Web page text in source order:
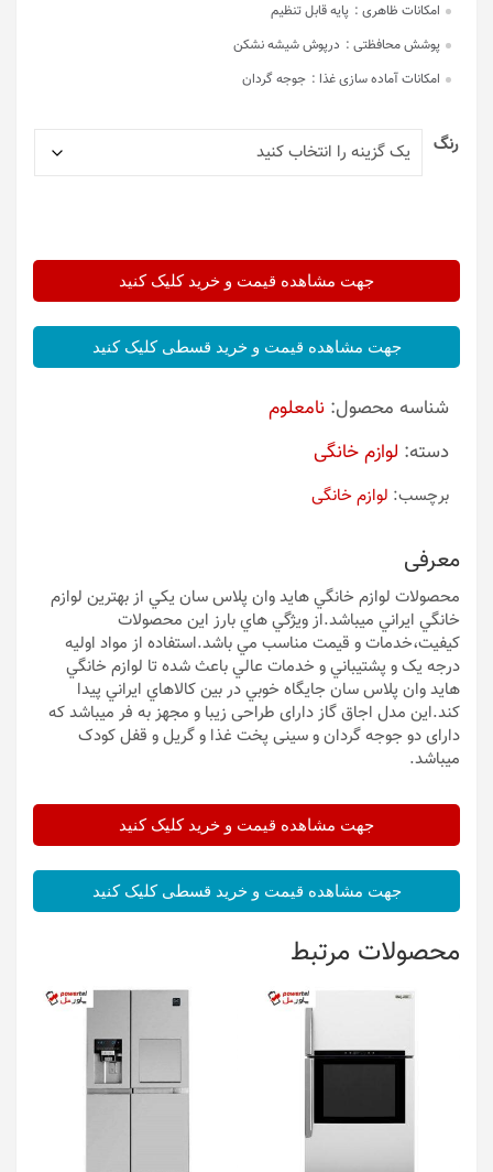
امکانات ظاهری : پایه قابل تنظیم
پوشش محافظتی : درپوش شیشه نشکن
امکانات آماده سازی غذا : جوجه گردان
رنگ
جهت مشاهده قیمت و خرید کلیک کنید
جهت مشاهده قیمت و خرید قسطی کلیک کنید
شناسه محصول: نامعلوم
دسته: لوازم خانگی
برچسب: لوازم خانگی
معرفی
محصولات لوازم خانگي هايد وان پلاس سان يکي از بهترين لوازم
خانگي ايراني ميباشد.از ويژگي هاي بارز اين محصولات
کيفيت،خدمات و قيمت مناسب مي باشد.استفاده از مواد اوليه
درجه يک و پشتيباني و خدمات عالي باعث شده تا لوازم خانگي
هايد وان پلاس سان جايگاه خوبي در بين کالاهاي ايراني پيدا
کند.این مدل اجاق گاز دارای طراحی زیبا و مجهز به فر میباشد که
دارای دو جوجه گردان و سینی پخت غذا و گریل و قفل کودک
میباشد.
جهت مشاهده قیمت و خرید کلیک کنید
جهت مشاهده قیمت و خرید قسطی کلیک کنید
محصولات مرتبط